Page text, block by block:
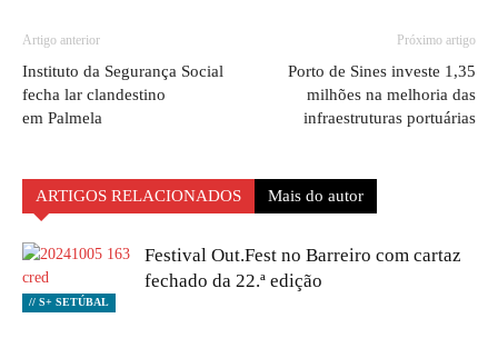
Artigo anterior
Instituto da Segurança Social
fecha lar clandestino
em Palmela
Próximo artigo
Porto de Sines investe 1,35
milhões na melhoria das
infraestruturas portuárias
ARTIGOS RELACIONADOS Mais do autor
// S+ SETÚBAL
Festival Out.Fest no Barreiro com cartaz
fechado da 22.ª edição